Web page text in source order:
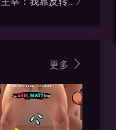
更多